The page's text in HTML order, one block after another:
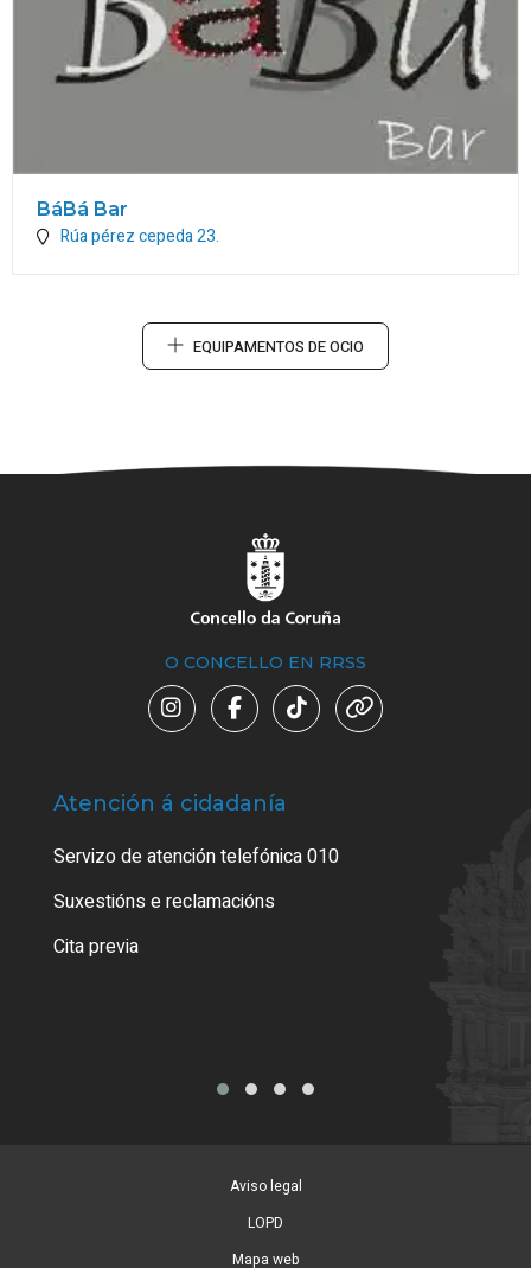
BáBá Bar
Rúa pérez cepeda 23.
EQUIPAMENTOS DE OCIO
O CONCELLO EN RRSS
Atención á cidadanía
Servizo de atención telefónica 010
Suxestións e reclamacións
Cita previa
Aviso legal
LOPD
Mapa web